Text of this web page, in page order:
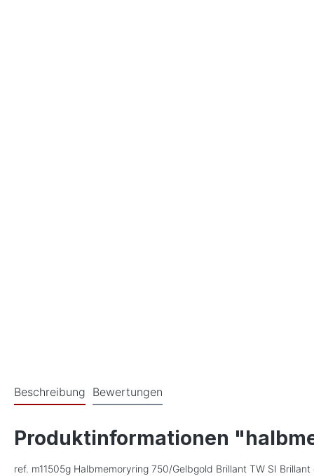
Beschreibung Bewertungen
Produktinformationen
ref. m11505g Halbmemoryring 750/Gelbgold Brillant TW SI